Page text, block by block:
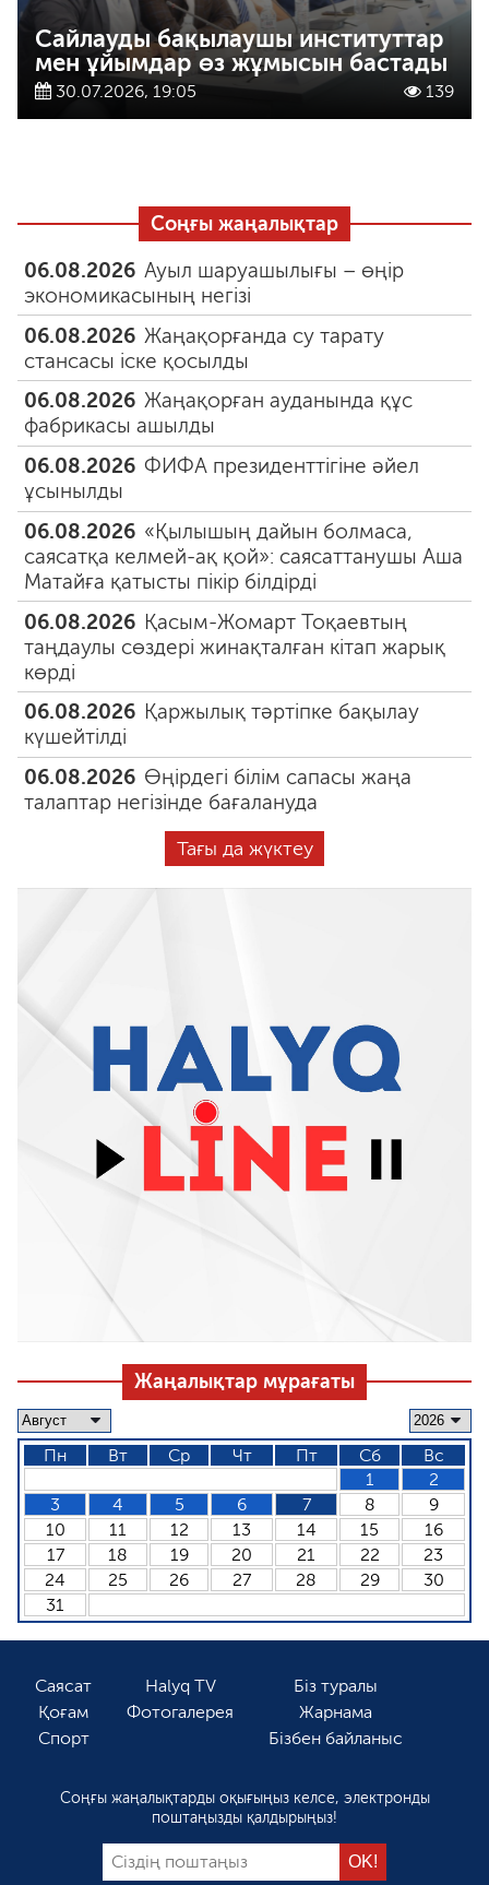
Сайлауды бақылаушы институттар
мен ұйымдар өз жұмысын бастады
30.07.2026, 19:05 139
Соңғы жаңалықтар
06.08.2026 Ауыл шаруашылығы – өңір
экономикасының негізі
06.08.2026 Жаңақорғанда су тарату
стансасы іске қосылды
06.08.2026 Жаңақорған ауданында құс
фабрикасы ашылды
06.08.2026 ФИФА президенттігіне әйел
ұсынылды
06.08.2026 «Қылышың дайын болмаса,
саясатқа келмей-ақ қой»: саясаттанушы Аша
Матайға қатысты пікір білдірді
06.08.2026 Қасым-Жомарт Тоқаевтың
таңдаулы сөздері жинақталған кітап жарық
көрді
06.08.2026 Қаржылық тәртіпке бақылау
күшейтілді
06.08.2026 Өңірдегі білім сапасы жаңа
талаптар негізінде бағалануда
Тағы да жүктеу
Жаңалықтар мұрағаты
Пн Вт Ср Чт Пт Сб
Вс
1
2
3
4 5 6 7 8
9
10
11 12 13 14 15
16
17
18 19 20 21 22
23
24
25 26 27 28 29
30
31
Саясат
Қоғам
Спорт
Halyq TV
Фотогалерея
Біз туралы
Жарнама
Бізбен байланыс
Соңғы жаңалықтарды оқығыңыз келсе, электронды
поштаңызды қалдырыңыз!